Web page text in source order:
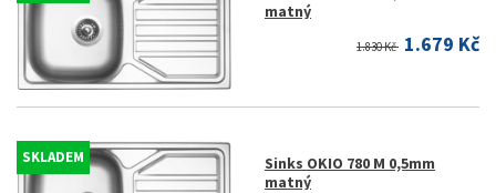
matný
1.830 Kč 1.679 Kč
SKLADEM
Sinks OKIO 780 M 0,5mm
matný